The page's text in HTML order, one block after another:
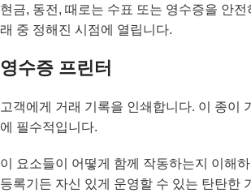
현금, 동전, 때로는 수표 또는 영수증을 안전
래 중 정해진 시점에 열립니다.
영수증 프린터
고객에게 거래 기록을 인쇄합니다. 이 종이
에 필수적입니다.
이 요소들이 어떻게 함께 작동하는지 이해
등록기든 자신 있게 운영할 수 있는 탄탄한